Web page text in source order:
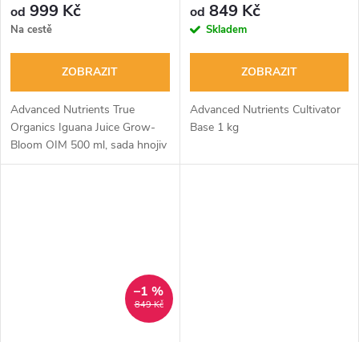
od 999 Kč
Na cestě
ZOBRAZIT
Advanced Nutrients True
Organics Iguana Juice Grow-
Bloom OIM 500 ml, sada hnojiv
pro organické pěstování.
od 849 Kč
Skladem
ZOBRAZIT
Advanced Nutrients Cultivator
Base 1 kg
849 Kč
–1 %